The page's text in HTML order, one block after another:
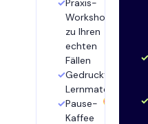
Praxis-
Workshop
zu Ihren
echten
Fällen
Gedruckte
Lernmaterialien
Pause-
Kaffee